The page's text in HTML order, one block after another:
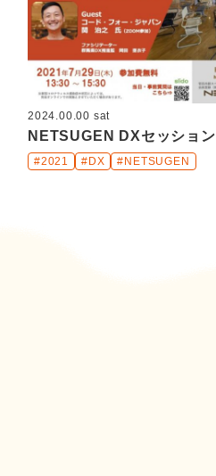
2024.00.00 sat
NETSUGEN DXセッション
#2021 #DX #NETSUGEN